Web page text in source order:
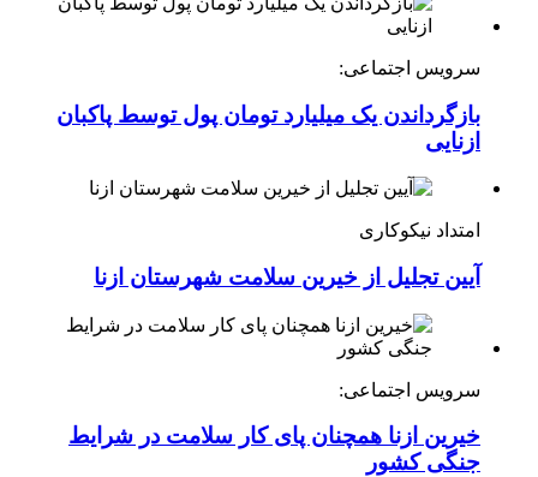
سرویس اجتماعی:
بازگرداندن یک میلیارد تومان پول توسط پاکبان
ازنایی
امتداد نیکوکاری
آیین تجلیل از خیرین سلامت شهرستان ازنا
سرویس اجتماعی:
خیرین ازنا همچنان پای کار سلامت در شرایط
جنگی کشور